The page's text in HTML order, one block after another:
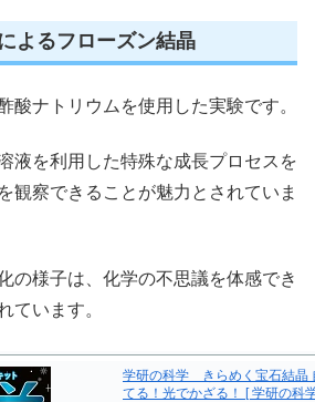
よるフローズン結晶
酸ナトリウムを使用した実験です。
液を利用した特殊な成長プロセスを
観察できることが魅力とされていま
の様子は、化学の不思議を体感でき
ています。
学研の科学 きらめく宝石結晶
てる！光でかざる！ [ 学研の科